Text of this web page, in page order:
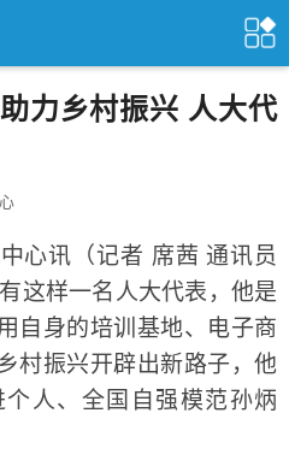
力乡村振兴 人大代
讯（记者 席茜 通讯员
这样一名人大代表，他是
自身的培训基地、电子商
村振兴开辟出新路子，他
人、全国自强模范孙炳